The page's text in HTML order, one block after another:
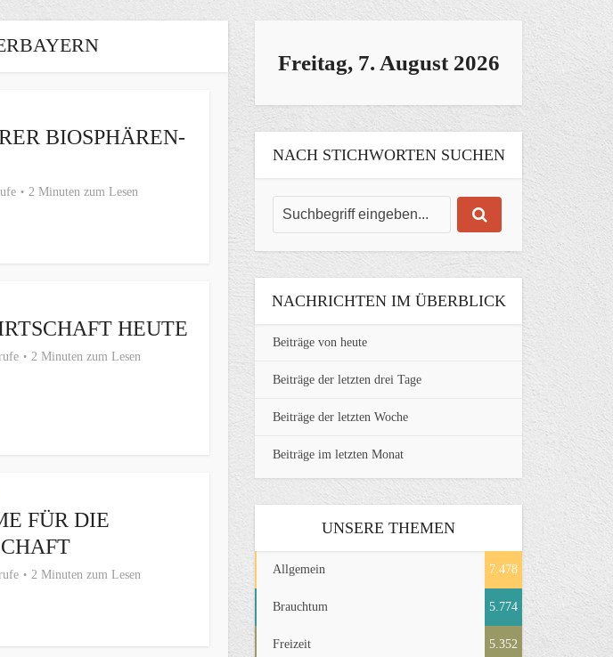
BIOSPHÄREN-
2 Minuten zum Lesen
HEUTE
2 Minuten zum Lesen
FÜR DIE
2 Minuten zum Lesen
Freitag, 7. August 2026
NACH STICHWORTEN SUCHEN
NACHRICHTEN IM ÜBERBLICK
Beiträge von heute
Beiträge der letzten drei Tage
Beiträge der letzten Woche
Beiträge im letzten Monat
UNSERE THEMEN
Allgemein 7.478
Brauchtum 5.774
Freizeit 5.352